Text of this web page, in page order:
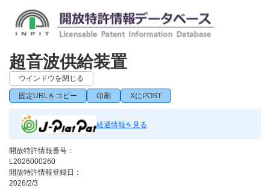
超音波供給装置
ウインドウを閉じる
固定URLをコピー 印刷 XにPOST
経過情報を見る
開放特許情報番号：
L2026000260
開放特許情報登録日：
2026/2/3